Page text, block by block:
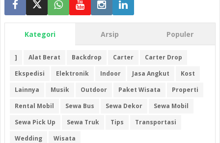
Kategori Arsip Populer
] Alat Berat Backdrop Carter
Carter Drop
Ekspedisi
Elektronik Indoor Jasa Angkut
Kost
Lainnya
Musik Outdoor Paket Wisata
Properti
Rental Mobil
Sewa Bus Sewa Dekor
Sewa Mobil
Sewa Pick Up
Sewa Truk Tips
Transportasi
Wedding
Wisata